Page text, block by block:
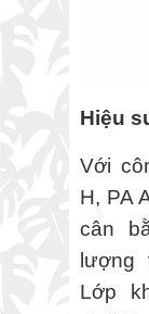
Hiệu
Với
H, PA
cân
lượng
Lớp